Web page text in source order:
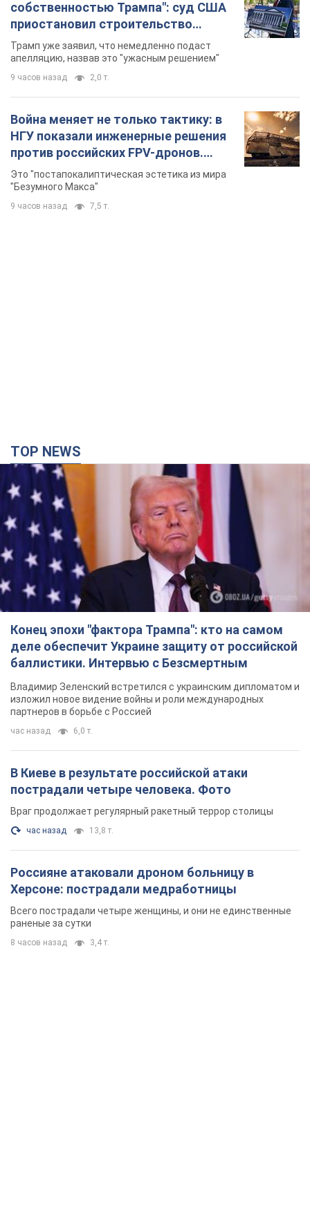
собственностью Трампа": суд США
приостановил строительство
бального зала стоимостью 400 млн
долларов
Трамп уже заявил, что немедленно подаст
апелляцию, назвав это "ужасным решением"
9 часов назад 2,0 т.
Война меняет не только тактику: в
НГУ показали инженерные решения
против российских FPV-дронов.
Фото
Это "постапокалиптическая эстетика из мира
"Безумного Макса"
9 часов назад 7,5 т.
TOP NEWS
Конец эпохи "фактора Трампа": кто на самом
деле обеспечит Украине защиту от российской
баллистики. Интервью с Безсмертным
Владимир Зеленский встретился с украинским дипломатом и
изложил новое видение войны и роли международных
партнеров в борьбе с Россией
час назад 6,0 т.
В Киеве в результате российской атаки
пострадали четыре человека. Фото
Враг продолжает регулярный ракетный террор столицы
час назад 13,8 т.
Россияне атаковали дроном больницу в
Херсоне: пострадали медработницы
Всего пострадали четыре женщины, и они не единственные
раненые за сутки
8 часов назад 3,4 т.